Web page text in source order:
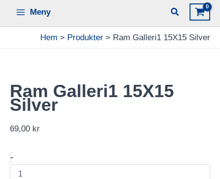
Meny
Hem Produkter Ram Galleri1 15X15 Silver
Ram Galleri1 15X15
Silver
69,00 kr
-Ram
Galleri1
15X15